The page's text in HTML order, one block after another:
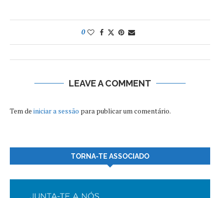
0
LEAVE A COMMENT
Tem de iniciar a sessão para publicar um comentário.
TORNA-TE ASSOCIADO